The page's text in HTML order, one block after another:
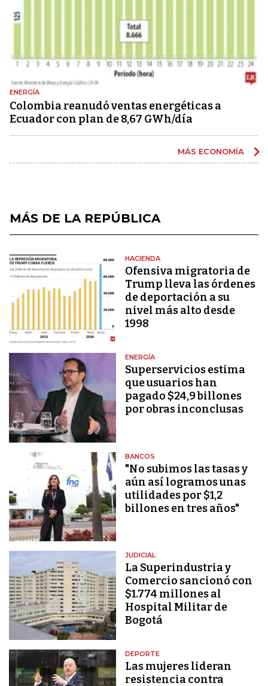
ENERGÍA
Colombia reanudó ventas energéticas a
Ecuador con plan de 8,67 GWh/día
MÁS ECONOMÍA
MÁS DE LA REPÚBLICA
HACIENDA
Ofensiva migratoria de
Trump lleva las órdenes
de deportación a su
nivel más alto desde
1998
ENERGÍA
Superservicios estima
que usuarios han
pagado $24,9 billones
por obras inconclusas
BANCOS
"No subimos las tasas y
aún así logramos unas
utilidades por $1,2
billones en tres años"
JUDICIAL
La Superindustria y
Comercio sancionó con
$1.774 millones al
Hospital Militar de
Bogotá
DEPORTE
Las mujeres lideran
resistencia contra